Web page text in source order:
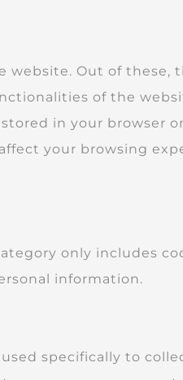
Out of these,
of the
in your browser
your browsing
only includes
information.
specifically to